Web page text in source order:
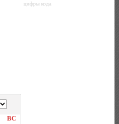
цифры кода
ВС